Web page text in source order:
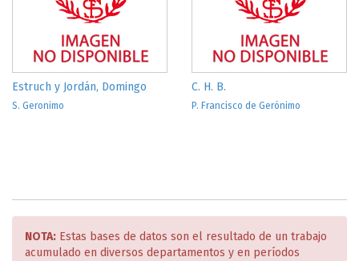
Estruch y Jordán, Domingo
S. Geronimo
C. H. B.
P. Francisco de Gerónimo
NOTA: Estas bases de datos son el resultado de un trabajo
acumulado en diversos departamentos y en períodos